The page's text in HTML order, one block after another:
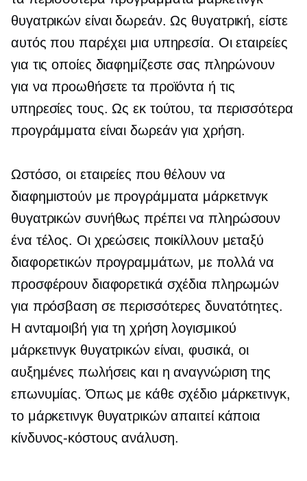
θυγατρικών είναι δωρεάν. Ως θυγατρική, είστε
αυτός που παρέχει μια υπηρεσία. Οι εταιρείες
για τις οποίες διαφημίζεστε σας πληρώνουν
για να προωθήσετε τα προϊόντα ή τις
υπηρεσίες τους. Ως εκ τούτου, τα περισσότερα
προγράμματα είναι δωρεάν για χρήση.
Ωστόσο, οι εταιρείες που θέλουν να
διαφημιστούν με προγράμματα μάρκετινγκ
θυγατρικών συνήθως πρέπει να πληρώσουν
ένα τέλος. Οι χρεώσεις ποικίλλουν μεταξύ
διαφορετικών προγραμμάτων, με πολλά να
προσφέρουν διαφορετικά σχέδια πληρωμών
για πρόσβαση σε περισσότερες δυνατότητες.
Η ανταμοιβή για τη χρήση λογισμικού
μάρκετινγκ θυγατρικών είναι, φυσικά, οι
αυξημένες πωλήσεις και η αναγνώριση της
επωνυμίας. Όπως με κάθε σχέδιο μάρκετινγκ,
το μάρκετινγκ θυγατρικών απαιτεί κάποια
κίνδυνος-κόστους ανάλυση.